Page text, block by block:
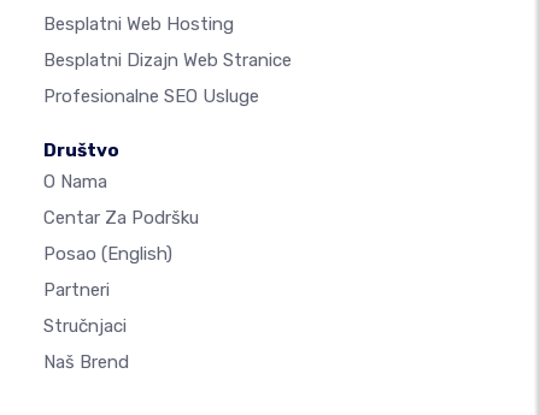
Besplatni Web Hosting
Besplatni Dizajn Web Stranice
Profesionalne SEO Usluge
Društvo
O Nama
Centar Za Podršku
Posao (English)
Partneri
Stručnjaci
Naš Brend